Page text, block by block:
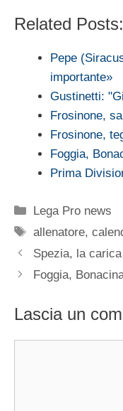
Related Posts:
Pepe
importante»
Gustinetti:
Frosinone,
Frosinone,
Foggia,
Prima
Categorie
Lega Pro news
Tag
allenatore,
Spezia, la
Foggia,
Lascia un